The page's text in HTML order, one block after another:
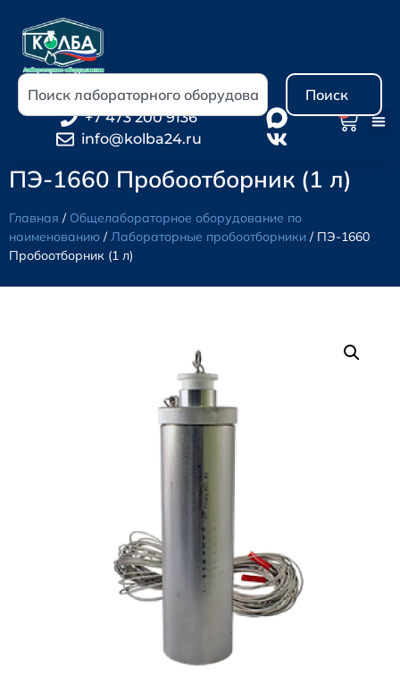
Поиск
+7 473 200 9136
info@kolba24.ru
ПЭ-1660 Пробоотборник (1 л)
Главная / Общелабораторное оборудование по
наименованию /Лабораторные пробоотборники / ПЭ-1660
Пробоотборник (1 л)